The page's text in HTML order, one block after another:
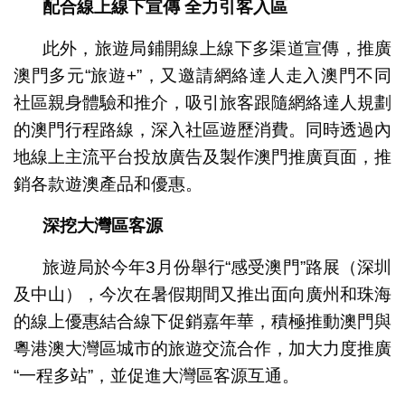
配合線上線下宣傳 全力引客入區
此外，旅遊局鋪開線上線下多渠道宣傳，推廣
澳門多元“旅遊+”，又邀請網絡達人走入澳門不同
社區親身體驗和推介，吸引旅客跟隨網絡達人規劃
的澳門行程路線，深入社區遊歷消費。同時透過內
地線上主流平台投放廣告及製作澳門推廣頁面，推
銷各款遊澳產品和優惠。
深挖大灣區客源
旅遊局於今年3月份舉行“感受澳門”路展（深圳
及中山），今次在暑假期間又推出面向廣州和珠海
的線上優惠結合線下促銷嘉年華，積極推動澳門與
粵港澳大灣區城市的旅遊交流合作，加大力度推廣
“一程多站”，並促進大灣區客源互通。